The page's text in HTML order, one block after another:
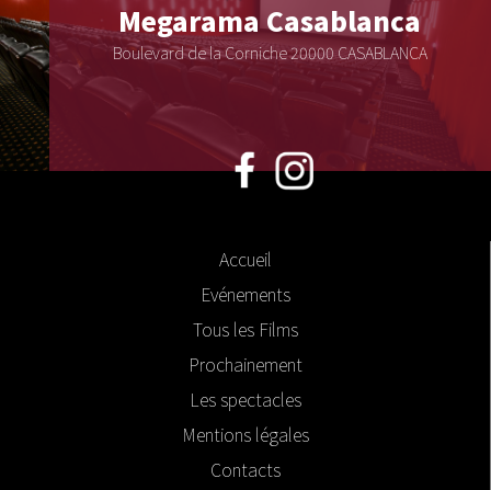
MegaramaCasablanca
Boulevard de la Corniche 20000 CASABLANCA
Accueil
Evénements
Tous les Films
Prochainement
Les spectacles
Mentions légales
Contacts